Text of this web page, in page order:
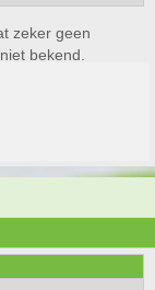
zeker geen
bekend.